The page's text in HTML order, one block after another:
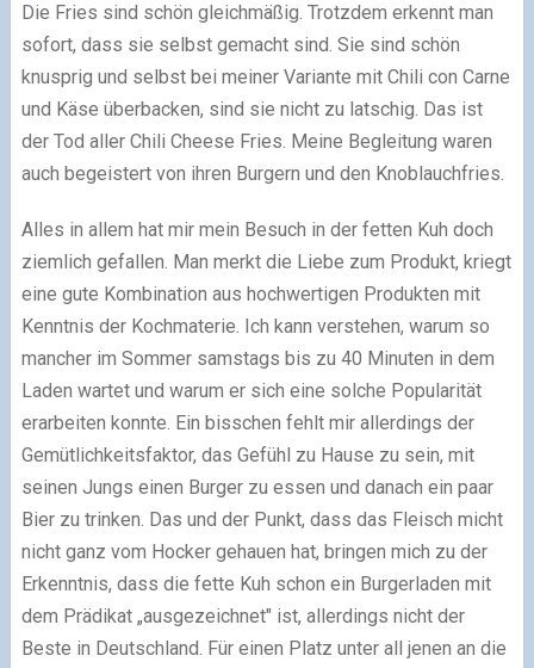
Die Fries sind schön gleichmäßig. Trotzdem erkennt man
sofort, dass sie selbst gemacht sind. Sie sind schön
knusprig und selbst bei meiner Variante mit Chili con Carne
und Käse überbacken, sind sie nicht zu latschig. Das ist
der Tod aller Chili Cheese Fries. Meine Begleitung waren
auch begeistert von ihren Burgern und den Knoblauchfries.
Alles in allem hat mir mein Besuch in der fetten Kuh doch
ziemlich gefallen. Man merkt die Liebe zum Produkt, kriegt
eine gute Kombination aus hochwertigen Produkten mit
Kenntnis der Kochmaterie. Ich kann verstehen, warum so
mancher im Sommer samstags bis zu 40 Minuten in dem
Laden wartet und warum er sich eine solche Popularität
erarbeiten konnte. Ein bisschen fehlt mir allerdings der
Gemütlichkeitsfaktor, das Gefühl zu Hause zu sein, mit
seinen Jungs einen Burger zu essen und danach ein paar
Bier zu trinken. Das und der Punkt, dass das Fleisch micht
nicht ganz vom Hocker gehauen hat, bringen mich zu der
Erkenntnis, dass die fette Kuh schon ein Burgerladen mit
dem Prädikat „ausgezeichnet" ist, allerdings nicht der
Beste in Deutschland. Für einen Platz unter all jenen an die